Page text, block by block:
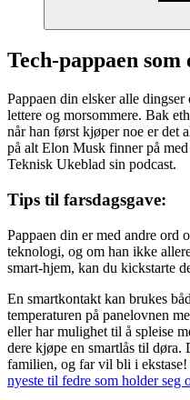
Tech-pappaen
Pappaen din elsker alle
lettere og morsommere. Bak
når han først kjøper noe er det
på alt Elon Musk finner på
Teknisk Ukeblad sin podcast.
Tips til farsdagsgave:
Pappaen din er med andre ord
teknologi, og om han ikke
smart-hjem, kan du kickstarte
En smartkontakt kan brukes
temperaturen på panelovnen
eller har mulighet til å spleise
dere kjøpe en smartlås til
familien, og far vil bli i ekstase!
nyeste til fedre som holder seg